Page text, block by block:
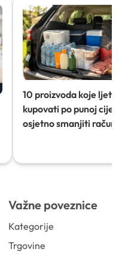
10 proizvoda koje ljeti
kupovati po punoj
osjetno smanjiti račun)
Važne poveznice
Kategorije
Trgovine